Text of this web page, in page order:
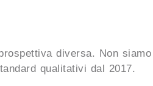
diversa. Non siamo
qualitativi dal 2017.